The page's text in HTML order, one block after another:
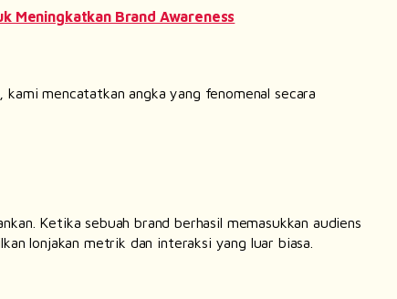
Meningkatkan Brand Awareness
kami mencatatkan angka yang fenomenal secara
Ketika sebuahbrand berhasil memasukkan audiens
lonjakan metrik dan interaksi yang luar biasa.